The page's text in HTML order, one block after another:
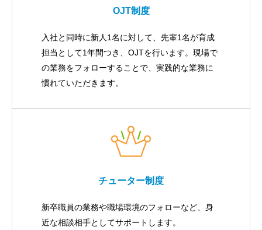
OJT制度
入社と同時に新人1名に対して、先輩1名が育成
担当として1年間つき、OJTを行います。現場で
の業務をフォローすることで、実践的な業務に
慣れていただきます。
チューター制度
新卒職員の業務や職場環境のフォローなど、身
近な相談相手としてサポートします。